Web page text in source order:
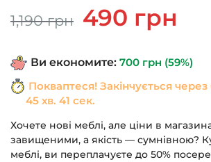
1,190грн
Оригінальна
ціна:
490 грн
Ви економите: 700 грн (59%)
Покваптеся! Закінчується через
45 хв. 41 сек.
Хочете нові меблі, але ціни в
завищеними, а якість — сумнівною?
меблі, ви переплачуєте до 50%